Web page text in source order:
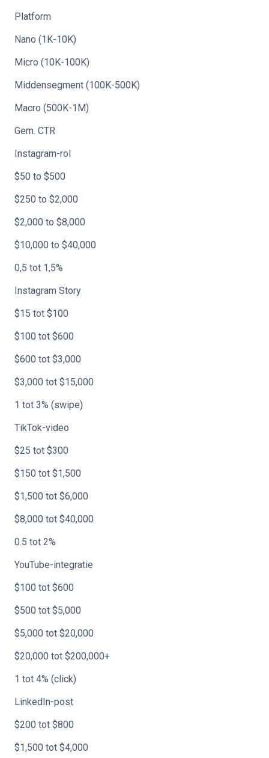
Platform
Nano (1K-10K)
Micro (10K-100K)
Middensegment (100K-500K)
Macro (500K-1M)
Gem. CTR
Instagram-rol
$50 to $500
$250 to $2,000
$2,000 to $8,000
$10,000 to $40,000
0,5 tot 1,5%
Instagram Story
$15 tot $100
$100 tot $600
$600 tot $3,000
$3,000 tot $15,000
1 tot 3% (swipe)
TikTok-video
$25 tot $300
$150 tot $1,500
$1,500 tot $6,000
$8,000 tot $40,000
0.5 tot 2%
YouTube-integratie
$100 tot $600
$500 tot $5,000
$5,000 tot $20,000
$20,000 tot $200,000+
1 tot 4% (click)
LinkedIn-post
$200 tot $800
$1,500 tot $4,000